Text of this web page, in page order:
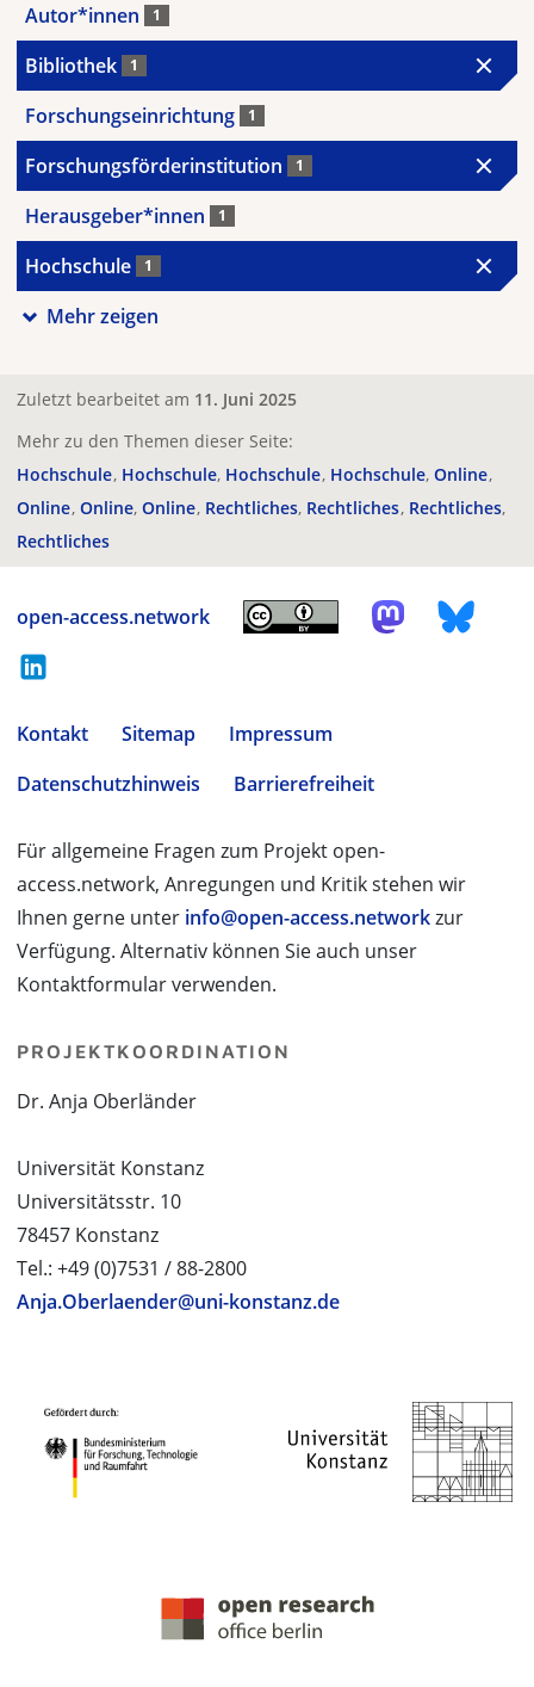
Autor*innen 1
Bibliothek 1
Forschungseinrichtung 1
Forschungsförderinstitution 1
Herausgeber*innen 1
Hochschule 1
Mehr zeigen
Zuletzt bearbeitet am 11. Juni 2025
Mehr zu den Themen dieser Seite:
Hochschule Hochschule Hochschule Hochschule Online
Online Online Online Rechtliches Rechtliches Rechtliches
Rechtliches
open-access.network
Kontakt Sitemap
Impressum
Datenschutzhinweis
Barrierefreiheit
Für allgemeine Fragen zum Projekt open-
access.network, Anregungen und Kritik stehen wir
Ihnen gerne unter info@open-access.networkzur
Verfügung. Alternativ können Sie auch unser
Kontaktformular verwenden.
PROJEKTKOORDINATION
Dr. Anja Oberländer
Universität Konstanz
Universitätsstr. 10
78457 Konstanz
Tel.: +49 (0)7531 / 88-2800
Anja.Oberlaender@uni-konstanz.de